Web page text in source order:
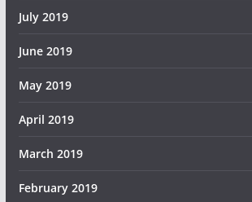
July 2019
June 2019
May 2019
April 2019
March 2019
February 2019